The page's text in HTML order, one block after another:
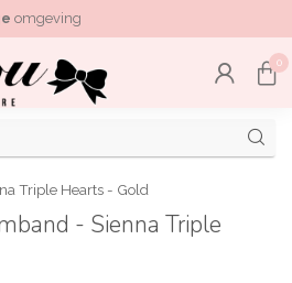
omgeving
0
Triple Hearts - Gold
- Sienna Triple